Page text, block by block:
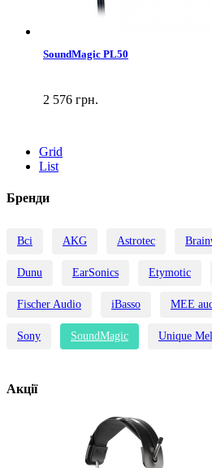
SoundMagic PL50
2 576 грн.
Grid
List
Бренди
Всі AKG Astrotec
Dunu EarSonics Etymotic
Fischer Audio iBasso MEE
Sony SoundMagic Unique
Акції